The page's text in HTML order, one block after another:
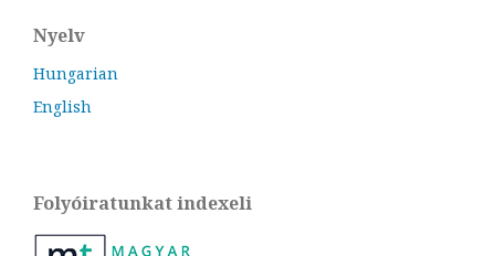
Nyelv
Hungarian
English
Folyóiratunkat indexeli